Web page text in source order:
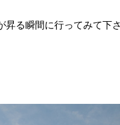
昇る瞬間に行ってみて下